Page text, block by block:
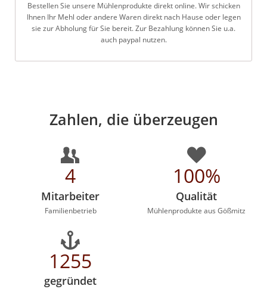
Bestellen Sie unsere Mühlenprodukte direkt online. Wir schicken
Ihnen Ihr Mehl oder andere Waren direkt nach Hause oder legen
sie zur Abholung für Sie bereit. Zur Bezahlung können Sie u.a.
auch paypal nutzen.
Zahlen, die überzeugen
4
Mitarbeiter
Familienbetrieb
100%
Qualität
Mühlenprodukte aus Gößmitz
1255
gegründet